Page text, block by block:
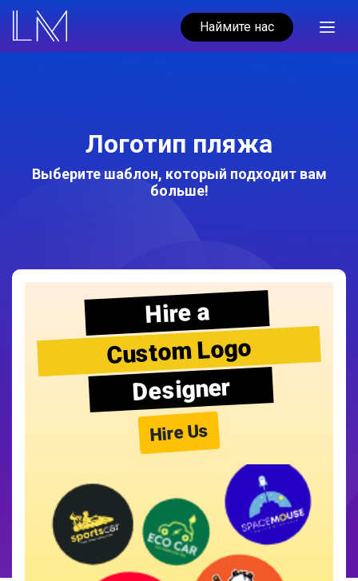
Наймите нас
Логотип пляжа
Выберите шаблон, который подходит вам
больше!
Hire a
Custom Logo
Designer
Hire Us